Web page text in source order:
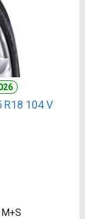
R18 104 V